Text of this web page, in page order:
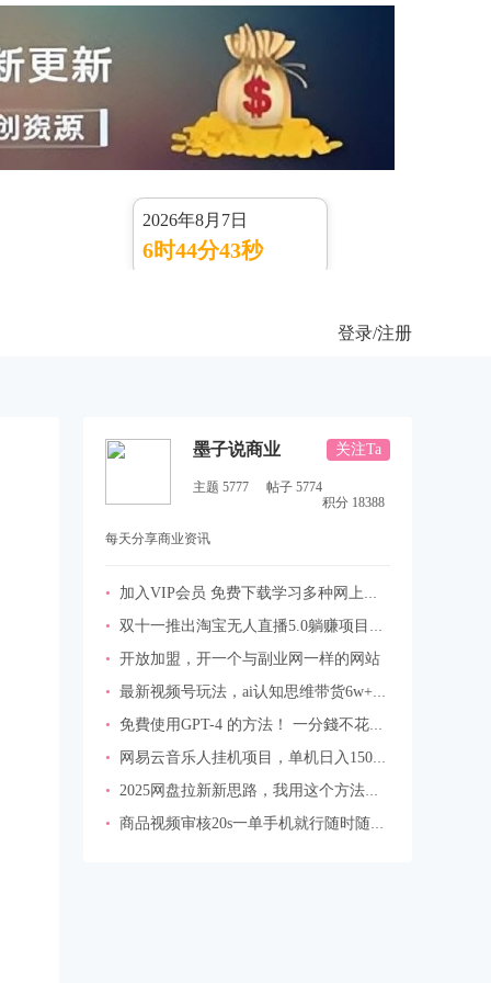
2026年8月7日
6时44分43秒
登录/注册
墨子说商业 关注Ta
主题 5777
帖子 5774
积分 18388
每天分享商业资讯
•
加入VIP会员 免费下载学习多种网上创业课程
• 双十一推出淘宝无人直播5.0躺赚项目，日入1000+，适合新手小白，宝妈
• 开放加盟，开一个与副业网一样的网站
• 最新视频号玩法，ai认知思维带货6w+【揭秘】
• 免費使用GPT-4 的方法！ 一分錢不花，白嫖 ChatGPT专业版、DALL·E 3等
•
网易云音乐人挂机项目，单机日入150+，无脑月入5000+
• 2025网盘拉新新思路，我用这个方法每月稳定5W+适合碎片时间做
• 商品视频审核20s一单手机就行随时随地操作日入2张【揭秘】